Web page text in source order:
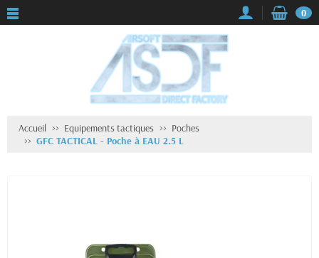
0
Accueil Equipements tactiques
Poches
GFC TACTICAL - Poche à EAU 2.5 L